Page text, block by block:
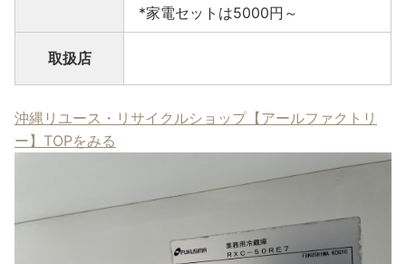
*家電セットは5000円～
取扱店
沖縄リユース・リサイクルショップ【アールファクトリ
ー】TOPをみる